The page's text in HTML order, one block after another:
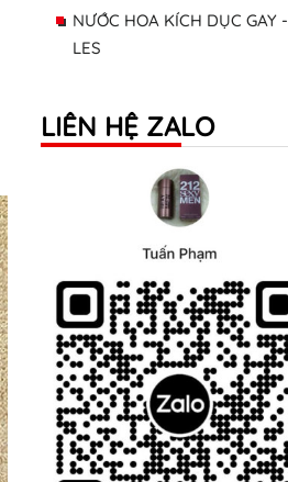
NƯỚC HOA KÍCH DỤC GAY -
LES
LIÊN HỆ ZALO